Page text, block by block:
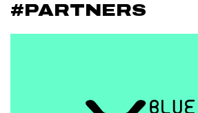
#PARTNERS